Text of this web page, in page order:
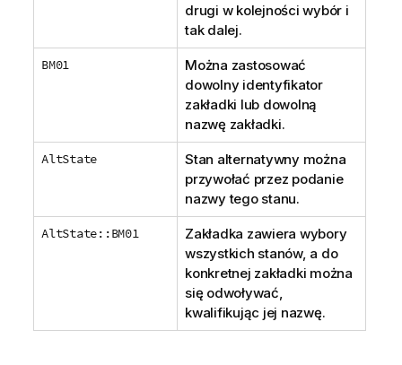
drugi w kolejności wybór i
tak dalej.
BM01
Można zastosować
dowolny identyfikator
zakładki lub dowolną
nazwę zakładki.
AltState
Stan alternatywny można
przywołać przez podanie
nazwy tego stanu.
AltState::BM01
Zakładka zawiera wybory
wszystkich stanów, a do
konkretnej zakładki można
się odwoływać,
kwalifikując jej nazwę.